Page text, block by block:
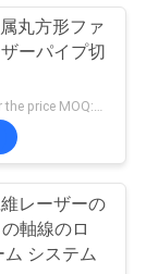
丸方形ファ
ーパイプ切
Contact us for the price MOQ:1セット
レーザーの
軸線のロ
システム